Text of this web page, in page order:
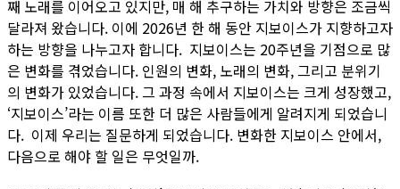
째 노래를 이어오고 있지만, 매 해 추구하는 가치와 방향은 조금씩
달라져 왔습니다. 이에 2026년 한 해 동안 지보이스가 지향하고자
하는 방향을 나누고자 합니다. 지보이스는 20주년을 기점으로 많
은 변화를 겪었습니다. 인원의 변화, 노래의 변화, 그리고 분위기
의 변화가 있었습니다. 그 과정 속에서 지보이스는 크게 성장했고,
‘지보이스’라는 이름 또한 더 많은 사람들에게 알려지게 되었습니
다. 이제 우리는 질문하게 되었습니다. 변화한 지보이스 안에서,
다음으로 해야 할 일은 무엇일까.